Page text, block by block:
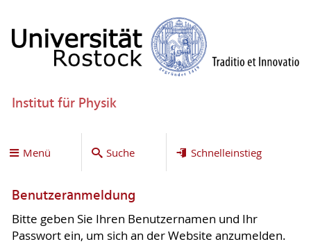
Institut für Physik
Menü Suche Schnelleinstieg
Benutzeranmeldung
Bitte geben Sie Ihren Benutzernamen und Ihr
Passwort ein, um sich an der Website anzumelden.